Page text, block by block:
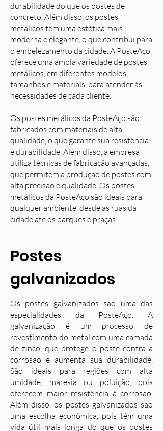
durabilidade do que os postes de
concreto. Além disso, os postes
metálicos têm uma estética mais
moderna e elegante, o que contribui para
o embelezamento da cidade. A PosteAço
oferece uma ampla variedade de postes
metálicos, em diferentes modelos,
tamanhos e materiais, para atender às
necessidades de cada cliente.
Os postes metálicos da PosteAço são
fabricados com materiais de alta
qualidade, o que garante sua resistência
e durabilidade. Além disso, a empresa
utiliza técnicas de fabricação avançadas,
que permitem a produção de postes com
alta precisão e qualidade. Os postes
metálicos da PosteAço são ideais para
qualquer ambiente, desde as ruas da
cidade até os parques e praças.
Postes
galvanizados
Os postes galvanizados são uma das
especialidades da PosteAço. A
galvanização é um processo de
revestimento do metal com uma camada
de zinco, que protege o poste contra a
corrosão e aumenta sua durabilidade.
São ideais para regiões com alta
umidade, maresia ou poluição, pois
oferecem maior resistência à corrosão.
Além disso, os postes galvanizados são
uma escolha econômica, pois têm uma
vida útil mais longa do que os postes